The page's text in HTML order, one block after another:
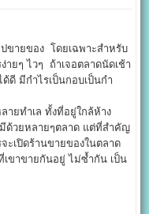
ขายของ โดยเฉพาะสำหรับ
ยๆ ไวๆ ถ้าเจอตลาดนัดเช้า
ดี มีกำไรเป็นกอบเป็นกำ
ยทำเล ทั้งที่อยู่ใกล้ห้าง
ด้วยหลายๆตลาด แต่ที่สำคัญ
เปิดร้านขายของในตลาด
เขาขายกันอยู่ ไม่ซ้ำกัน เป็น